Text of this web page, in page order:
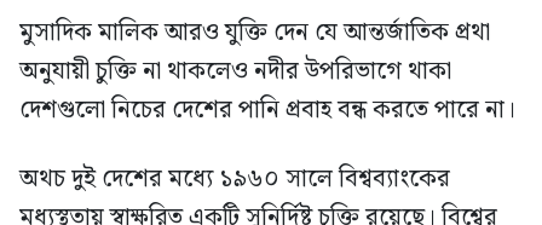
মুসাদিক মালিক আরও যুক্তি দেন যে আন্তর্জাতিক প্রথা
অনুযায়ী চুক্তি না থাকলেও নদীর উপরিভাগে থাকা
দেশগুলো নিচের দেশের পানি প্রবাহ বন্ধ করতে পারে না।
অথচ দুই দেশের মধ্যে ১৯৬০ সালে বিশ্বব্যাংকের